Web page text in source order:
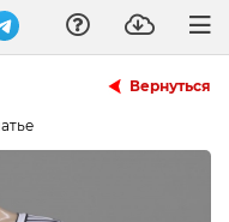
Вернуться